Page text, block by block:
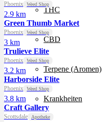
THC
CBD
Terpene (Aromen)
Krankheiten
Phoenix Weed Shop
2.9 km
Green Thumb Market
Phoenix Weed Shop
3 km
Trulieve Elite
Phoenix Weed Shop
3.2 km
Harborside Elite
Phoenix Weed Shop
3.8 km
Craft Gallery
Scottsdale Apotheke